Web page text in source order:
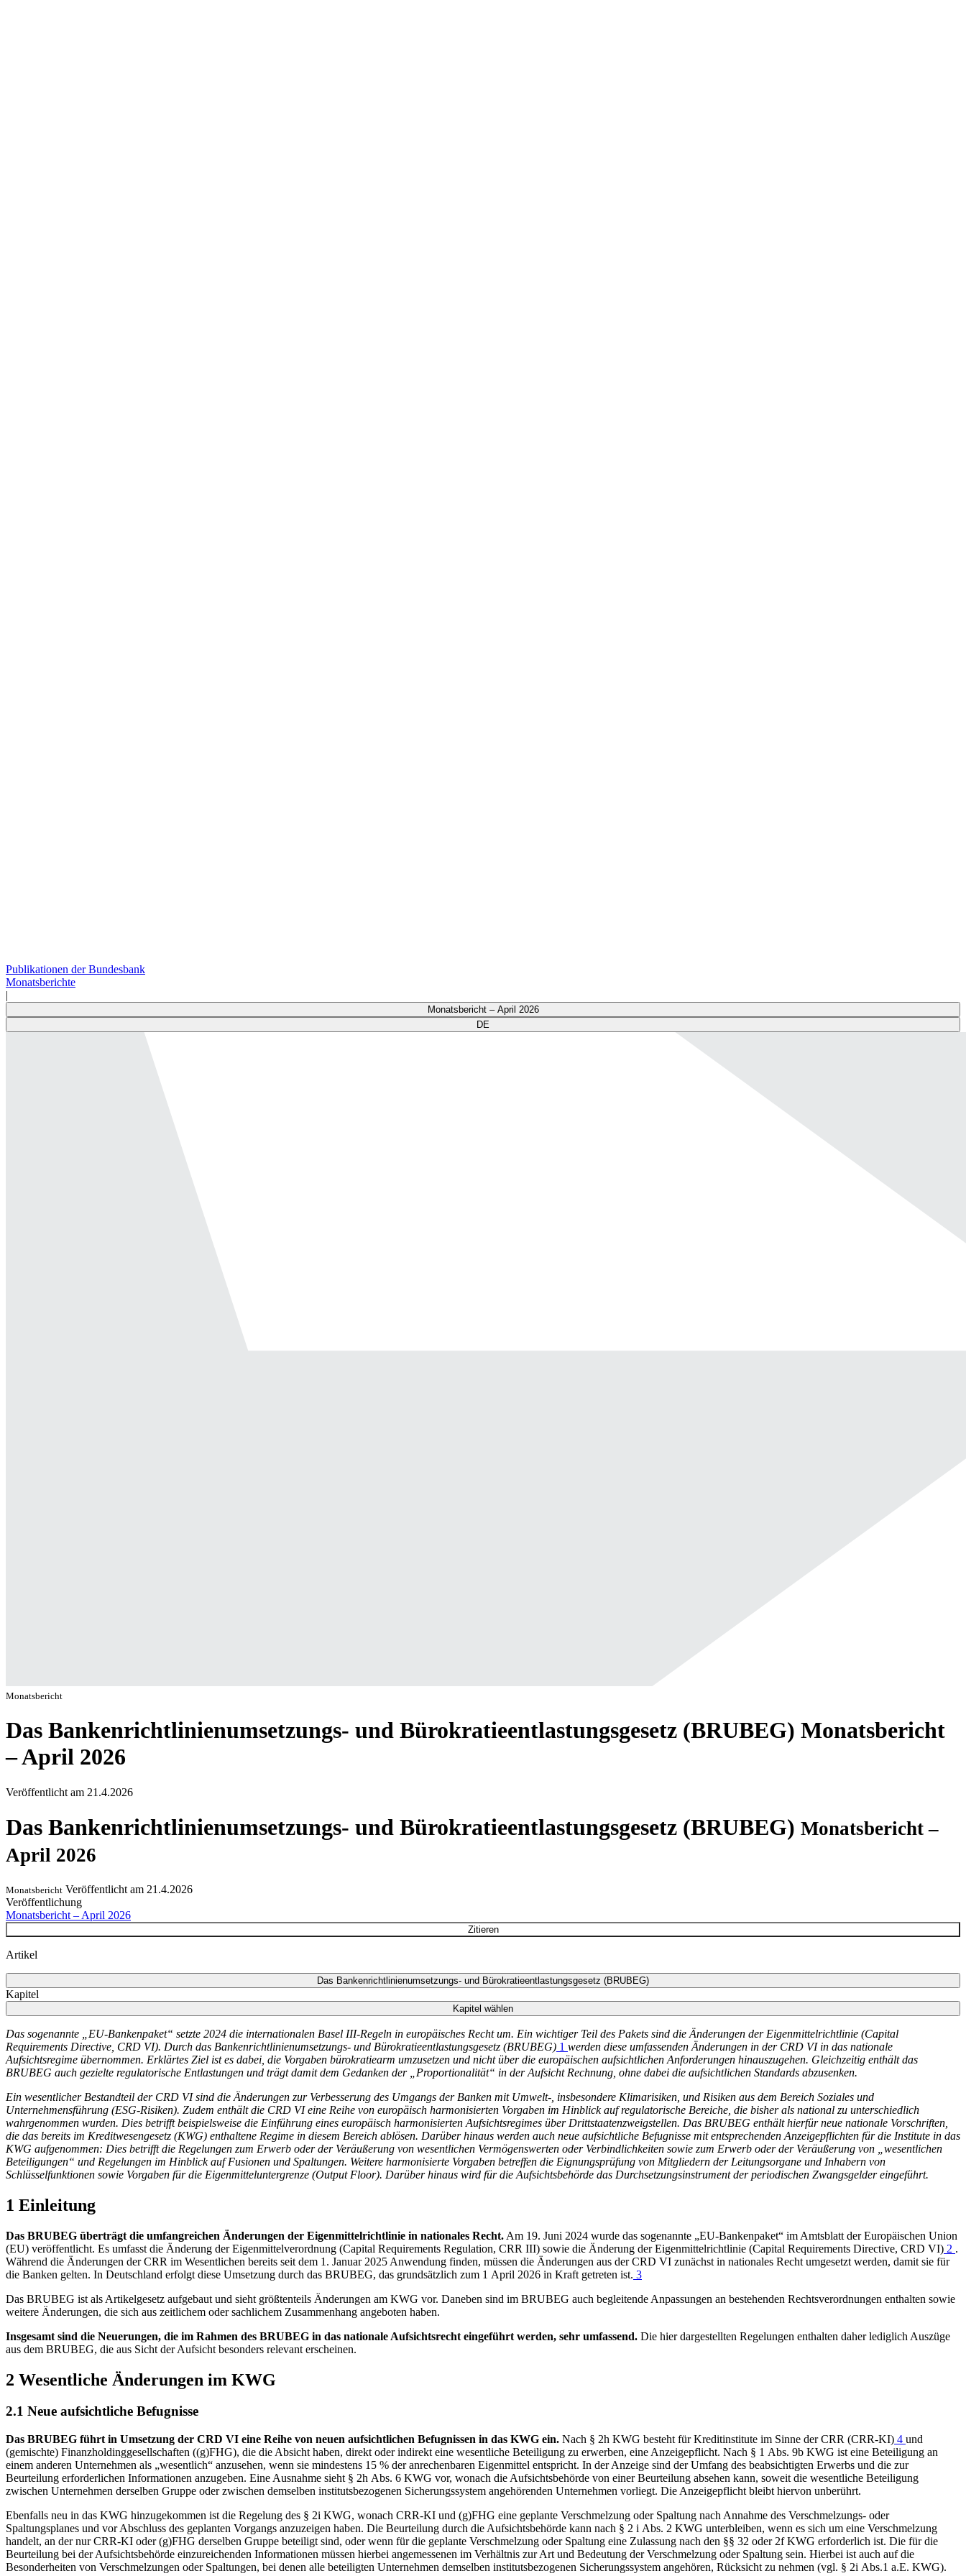
Publikationen der Bundesbank
Monatsberichte
|
Monatsbericht – April 2026
DE
Monatsbericht
Das Bankenrichtlinienumsetzungs- und Bürokratieentlastungsgesetz (BRUBEG) Monatsbericht
– April 2026
Veröffentlicht am 21.4.2026
Das Bankenrichtlinienumsetzungs- und Bürokratieentlastungsgesetz (BRUBEG) Monatsbericht –
April 2026
Monatsbericht Veröffentlicht am 21.4.2026
Veröffentlichung
Monatsbericht – April 2026
Zitieren
Artikel
Das Bankenrichtlinienumsetzungs- und Bürokratieentlastungsgesetz (BRUBEG)
Kapitel
Kapitel wählen
Das sogenannte „ EU-Bankenpaket“ setzte 2024 die internationalen Basel III-Regeln in europäisches Recht um. Ein wichtiger Teil des Pakets sind die Änderungen der Eigenmittelrichtlinie (Capital
Requirements Directive CRD VI). Durch das Bankenrichtlinienumsetzungs- und Bürokratieentlastungsgesetz (BRUBEG) 1 werden diese umfassenden Änderungen in der CRD VI in das nationale
Aufsichtsregime übernommen. Erklärtes Ziel ist es dabei, die Vorgaben bürokratiearm umzusetzen und nicht über die europäischen aufsichtlichen Anforderungen hinauszugehen. Gleichzeitig enthält das
BRUBEG auch gezielte regulatorische Entlastungen und trägt damit dem Gedanken der „Proportionalität“ in der Aufsicht Rechnung, ohne dabei die aufsichtlichen Standards abzusenken.
Ein wesentlicher Bestandteil der CRD VI sind die Änderungen zur Verbesserung des Umgangs der Banken mit Umwelt-, insbesondere Klimarisiken, und Risiken aus dem Bereich Soziales und
Unternehmensführung (ESG-Risiken). Zudem enthält die CRD VI eine Reihe von europäisch harmonisierten Vorgaben im Hinblick auf regulatorische Bereiche, die bisher als national zu unterschiedlich
wahrgenommen wurden. Dies betrifft beispielsweise die Einführung eines europäisch harmonisierten Aufsichtsregimes über Drittstaatenzweigstellen. Das BRUBEG enthält hierfür neue nationale Vorschriften,
die das bereits im Kreditwesengesetz (KWG) enthaltene Regime in diesem Bereich ablösen. Darüber hinaus werden auch neue aufsichtliche Befugnisse mit entsprechenden Anzeigepflichten für die Institute in das
KWG aufgenommen: Dies betrifft die Regelungen zum Erwerb oder der Veräußerung von wesentlichen Vermögenswerten oder Verbindlichkeiten sowie zum Erwerb oder der Veräußerung von „wesentlichen
Beteiligungen“ und Regelungen im Hinblick auf Fusionen und Spaltungen. Weitere harmonisierte Vorgaben betreffen die Eignungsprüfung von Mitgliedern der Leitungsorgane und Inhabern von
Schlüsselfunktionen sowie Vorgaben für die Eigenmitteluntergrenze (Output Floor). Darüber hinaus wird für die Aufsichtsbehörde das Durchsetzungsinstrument der periodischen Zwangsgelder eingeführt.
1 Einleitung
Das BRUBEG überträgt die umfangreichen Änderungen der Eigenmittelrichtlinie in nationales Recht. Am 19. Juni 2024 wurde das sogenannte „EU-Bankenpaket“ im Amtsblatt der Europäischen Union
(EU) veröffentlicht. Es umfasst die Änderung der Eigenmittelverordnung (Capital Requirements Regulation, CRR III) sowie die Änderung der Eigenmittelrichtlinie (Capital Requirements Directive, CRD VI) 2 .
Während die Änderungen derCRR im Wesentlichen bereits seit dem 1. Januar 2025 Anwendung finden, müssen die Änderungen aus derCRD VI zunächst in nationales Recht umgesetzt werden, damit sie für
die Banken gelten. In Deutschland erfolgt diese Umsetzung durch das BRUBEG, das grundsätzlich zum 1 April 2026 in Kraft getreten ist. 3
Das BRUBEG ist als Artikelgesetz aufgebaut und sieht größtenteils Änderungen am KWG vor. Daneben sind im BRUBEG auch begleitende Anpassungen an bestehenden Rechtsverordnungen enthalten sowie
weitere Änderungen, die sich aus zeitlichem oder sachlichem Zusammenhang angeboten haben.
Insgesamt sind die Neuerungen, die im Rahmen des BRUBEG in das nationale Aufsichtsrecht eingeführt werden, sehr umfassend. Die hier dargestellten Regelungen enthalten daher lediglich Auszüge
aus dem BRUBEG, die aus Sicht der Aufsicht besonders relevant erscheinen.
2 Wesentliche Änderungen im KWG
2.1 Neue aufsichtliche Befugnisse
Das BRUBEG führt in Umsetzung der CRD VI eine Reihe von neuen aufsichtlichen Befugnissen in das KWG ein. Nach § 2h KWG besteht für Kreditinstitute im Sinne derCRR (CRR-KI) 4 und
(gemischte) Finanzholdinggesellschaften ((g)FHG), die die Absicht haben, direkt oder indirekt eine wesentliche Beteiligung zu erwerben, eine Anzeigepflicht. Nach § 1 Abs. 9b KWG ist eine Beteiligung an
einem anderen Unternehmen als „wesentlich“ anzusehen, wenn sie mindestens 15 % der anrechenbaren Eigenmittel entspricht. In der Anzeige sind der Umfang des beabsichtigten Erwerbs und die zur
Beurteilung erforderlichen Informationen anzugeben. Eine Ausnahme sieht § 2h Abs. 6 KWG vor, wonach die Aufsichtsbehörde von einer Beurteilung absehen kann, soweit die wesentliche Beteiligung
zwischen Unternehmen derselben Gruppe oder zwischen demselben institutsbezogenen Sicherungssystem angehörenden Unternehmen vorliegt. Die Anzeigepflicht bleibt hiervon unberührt.
Ebenfalls neu in das KWG hinzugekommen ist die Regelung des § 2i KWG, wonach CRR-KI und (g)FHG eine geplante Verschmelzung oder Spaltung nach Annahme des Verschmelzungs- oder
Spaltungsplanes und vor Abschluss des geplanten Vorgangs anzuzeigen haben. Die Beurteilung durch die Aufsichtsbehörde kann nach § 2 i Abs. 2 KWG unterbleiben, wenn es sich um eine Verschmelzung
handelt, an der nurCRR-KI oder (g)FHG derselben Gruppe beteiligt sind, oder wenn für die geplante Verschmelzung oder Spaltung eine Zulassung nach den §§ 32 oder 2fKWG erforderlich ist. Die für die
Beurteilung bei der Aufsichtsbehörde einzureichenden Informationen müssen hierbei angemessenen im Verhältnis zur Art und Bedeutung der Verschmelzung oder Spaltung sein. Hierbei ist auch auf die
Besonderheiten von Verschmelzungen oder Spaltungen, bei denen alle beteiligten Unternehmen demselben institutsbezogenen Sicherungssystem angehören, Rücksicht zu nehmen (vgl. § 2i Abs.1 a.E. KWG).